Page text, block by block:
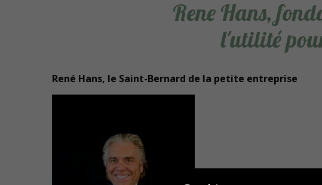
Rene Hans,
l'utilité
René Hans, le Saint-Bernard de la petite entreprise